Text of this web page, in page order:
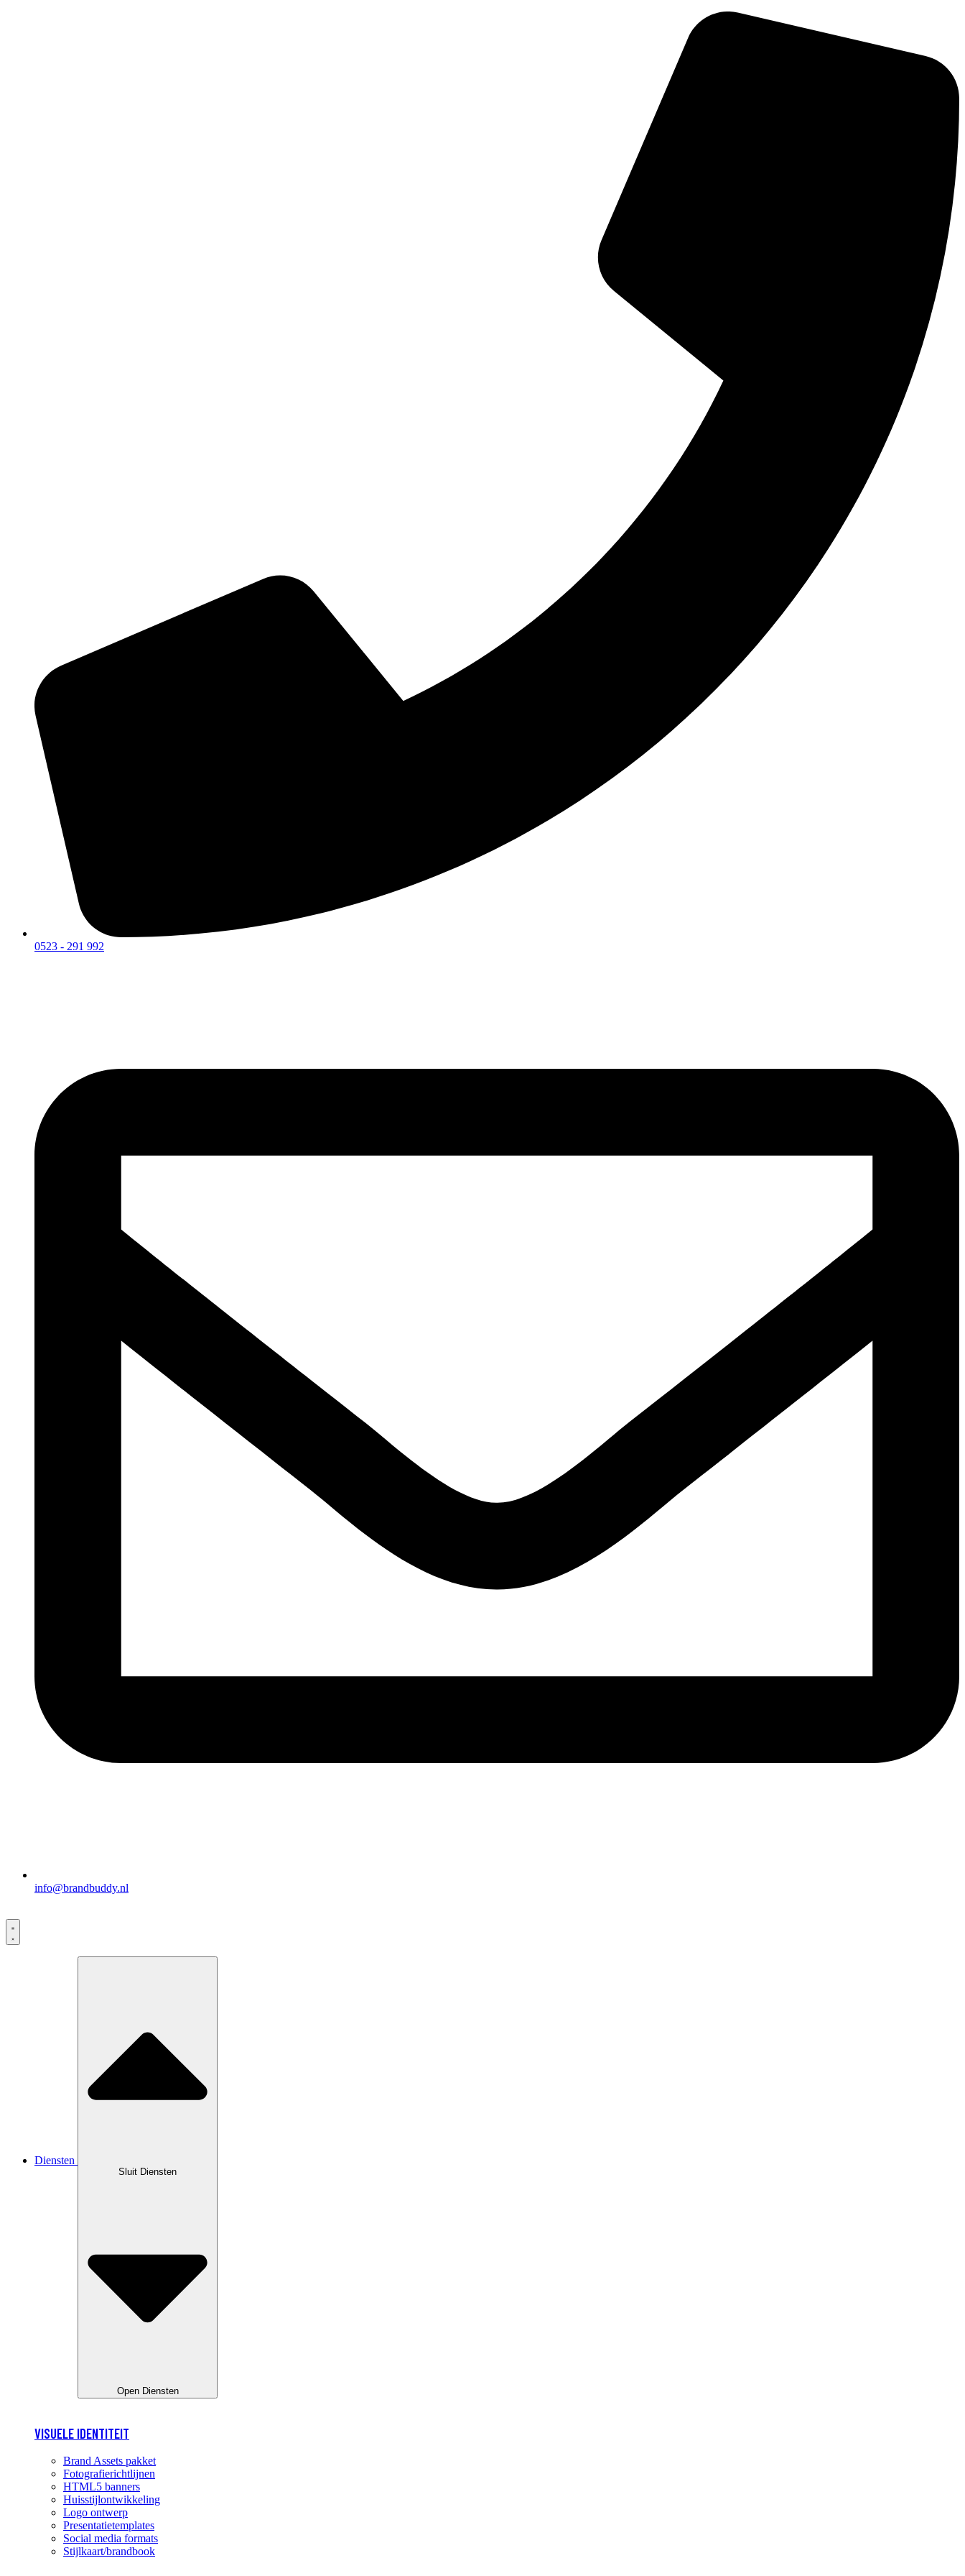
0523 - 291 992
info@brandbuddy.nl
Diensten
Sluit Diensten
Open Diensten
VISUELE IDENTITEIT
Brand Assets pakket
Fotografierichtlijnen
HTML5 banners
Huisstijlontwikkeling
Logo ontwerp
Presentatietemplates
Social media formats
Stijlkaart/brandbook